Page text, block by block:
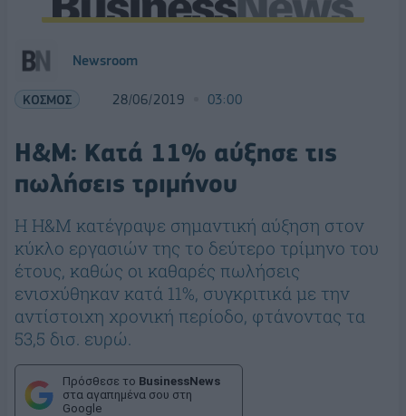
Newsroom
ΚΟΣΜΟΣ 28/06/2019 03:00
H&M: Κατά 11% αύξησε τις
πωλήσεις τριμήνου
H H&M κατέγραψε σημαντική αύξηση στον
κύκλο εργασιών της το δεύτερο τρίμηνο του
έτους, καθώς οι καθαρές πωλήσεις
ενισχύθηκαν κατά 11%, συγκριτικά με την
αντίστοιχη χρονική περίοδο, φτάνοντας τα
53,5 δισ. ευρώ.
Πρόσθεσε το BusinessNews
στα αγαπημένα σου στη
Google